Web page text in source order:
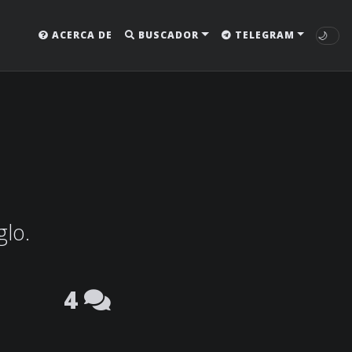
ACERCA DE BUSCADOR TELEGRAM 🌙
4